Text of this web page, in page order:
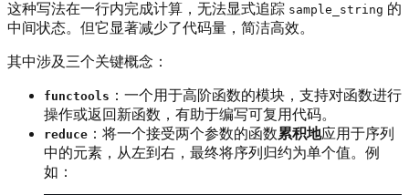
这种写法在一行内完成计算，无法显式追踪 sample_string 的
中间状态。但它显著减少了代码量，简洁高效。
其中涉及三个关键概念：
functools ：一个用于高阶函数的模块，支持对函数进行
操作或返回新函数，有助于编写可复用代码。
reduce ：将一个接受两个参数的函数累积地应用于序列
中的元素，从左到右，最终将序列归约为单个值。例
如：